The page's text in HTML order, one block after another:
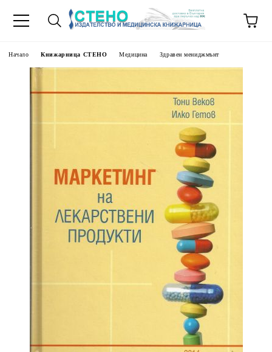
Начало Книжарница СТЕНО Медицина Здравен мениджмънт